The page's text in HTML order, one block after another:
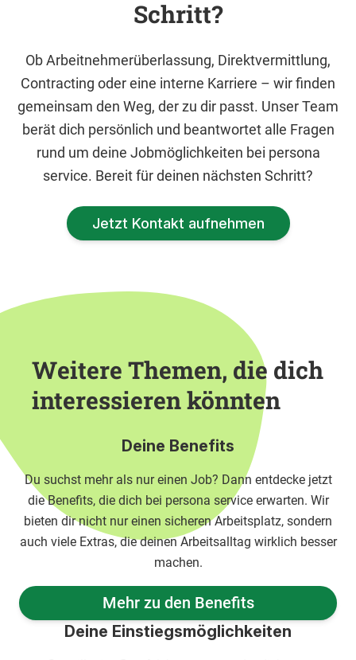
Schritt?
Ob Arbeitnehmerüberlassung, Direktvermittlung,
Contracting oder eine interne Karriere – wir finden
gemeinsam den Weg, der zu dir passt. Unser Team
berät dich persönlich und beantwortet alle Fragen
rund um deine Jobmöglichkeiten bei persona
service. Bereit für deinen nächsten Schritt?
Jetzt Kontakt aufnehmen
Weitere Themen, die dich
interessieren könnten
Deine Benefits
Du suchst mehr als nur einen Job? Dann entdecke jetzt
die Benefits, die dich bei persona service erwarten. Wir
bieten dir nicht nur einen sicheren Arbeitsplatz, sondern
auch viele Extras, die deinen Arbeitsalltag wirklich besser
machen.
Mehr zu den Benefits
Deine Einstiegsmöglichkeiten